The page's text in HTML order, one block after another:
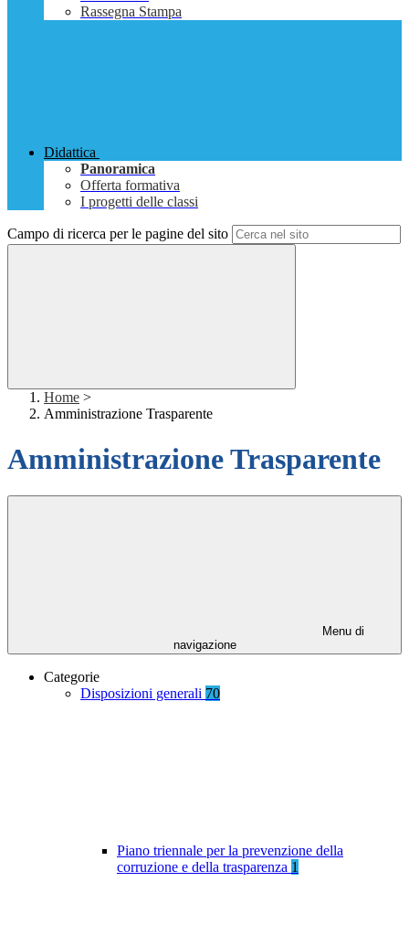
Rassegna Stampa
Didattica
Panoramica
Offerta formativa
I progetti delle classi
Campo di ricerca per le pagine del sito
Home >
Amministrazione Trasparente
Amministrazione Trasparente
Menu di
navigazione
Categorie
Disposizioni generali 70
Piano triennale per la prevenzione della
corruzione e della trasparenza 1